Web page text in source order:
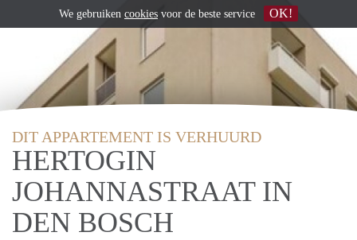
DIT APPARTEMENT IS VERHUURD
HERTOGIN
JOHANNASTRAAT IN
DEN BOSCH
We gebruiken cookies voor de beste service OK!